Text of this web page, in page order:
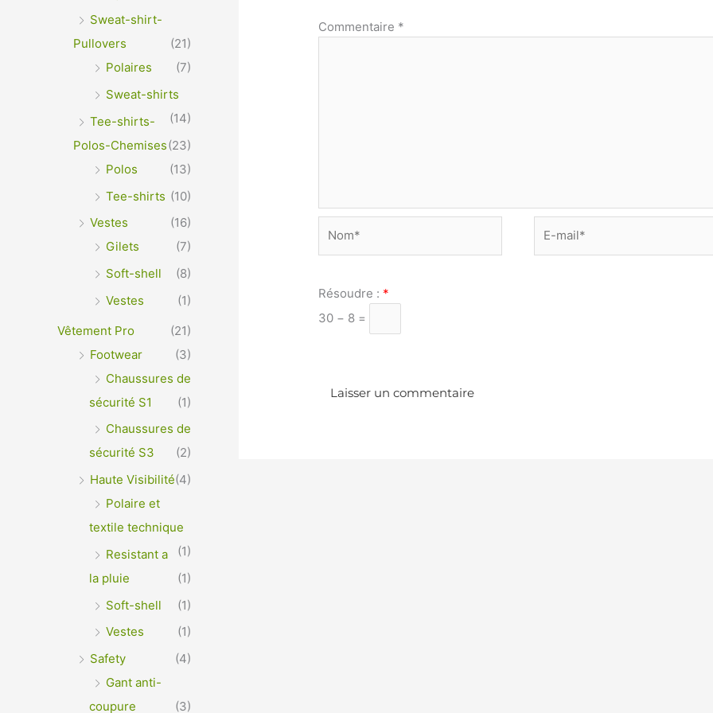
Sweat-shirt-
Pullovers
(21)
Polaires
(7)
Sweat-shirts
(14)
Tee-shirts-
Polos-Chemises(23)
Polos
(13)
Tee-shirts (10)
Vestes
(16)
Gilets
(7)
Soft-shell
(8)
Vestes
(1)
Vêtement Pro
(21)
Footwear
(3)
Chaussures de
sécurité S1
(1)
Chaussures de
sécurité S3
(2)
Haute Visibilité(4)
Polaire et
textile technique
(1)
Resistant a
la pluie
(1)
Soft-shell
(1)
Vestes
(1)
Safety
(4)
Gant anti-
coupure
(3)
Commentaire *
mail*
Résoudre : *
30 − 8 =